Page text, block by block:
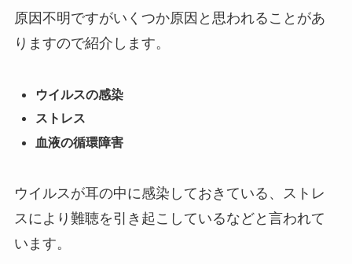
原因不明ですがいくつか原因と思われることがあ
りますので紹介します。
ウイルスの感染
ストレス
血液の循環障害
ウイルスが耳の中に感染しておきている、ストレ
スにより難聴を引き起こしているなどと言われて
います。